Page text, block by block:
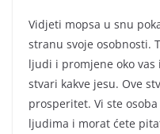
Vidjeti mopsa u snu
stranu svoje osobnosti.
ljudi i promjene oko
stvari kakve jesu. Ove
prosperitet. Vi ste
ljudima i morat ćete